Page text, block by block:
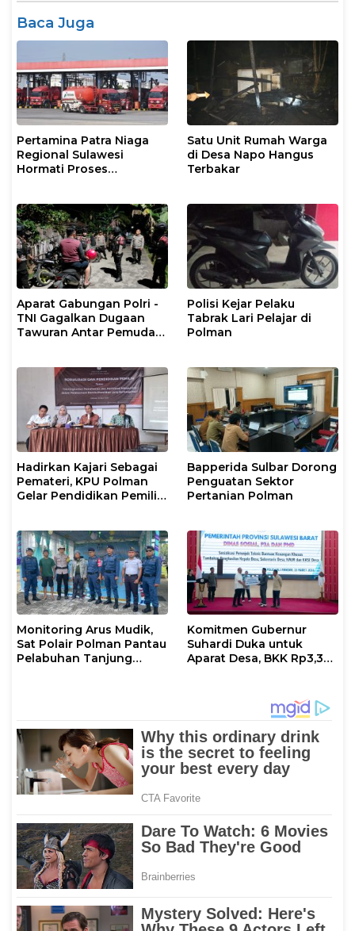
Baca Juga
Pertamina Patra Niaga
Regional Sulawesi
Hormati Proses
di Polman
Satu Unit Rumah Warga
di Desa Napo Hangus
Terbakar
Aparat Gabungan Polri -
TNI Gagalkan Dugaan
Tawuran Antar Pemuda
Polisi Kejar Pelaku
Tabrak Lari Pelajar di
Polman
Hadirkan Kajari Sebagai
Pemateri, KPU Polman
Gelar Pendidikan Pemilih
Bapperida Sulbar Dorong
Penguatan Sektor
Pertanian Polman
Monitoring Arus Mudik,
Sat Polair Polman Pantau
Pelabuhan Tanjung
Komitmen Gubernur
Suhardi Duka untuk
Aparat Desa, BKK Rp3,3